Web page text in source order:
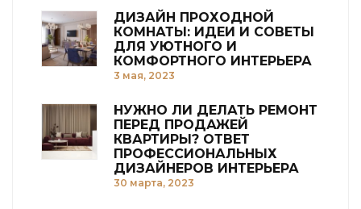
ДИЗАЙН ПРОХОДНОЙ
КОМНАТЫ: ИДЕИ И СОВЕТЫ
ДЛЯ УЮТНОГО И
КОМФОРТНОГО ИНТЕРЬЕРА
3 мая, 2023
НУЖНО ЛИ ДЕЛАТЬ РЕМОНТ
ПЕРЕД ПРОДАЖЕЙ
КВАРТИРЫ? ОТВЕТ
ПРОФЕССИОНАЛЬНЫХ
ДИЗАЙНЕРОВ ИНТЕРЬЕРА
30 марта, 2023